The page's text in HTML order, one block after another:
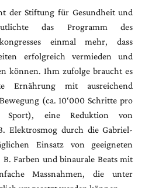
der Stiftung für Gesundheit und
das Programm des
einmal mehr, dass
erfolgreich vermieden und
können. Ihm zufolge braucht es
Ernährung mit ausreichend
(ca. 10‘000 Schritte pro
eine Reduktion von
Elektrosmog durch die Gabriel-
Einsatz von geeigneten
Farben und binaurale Beats mit
Massnahmen, die unter